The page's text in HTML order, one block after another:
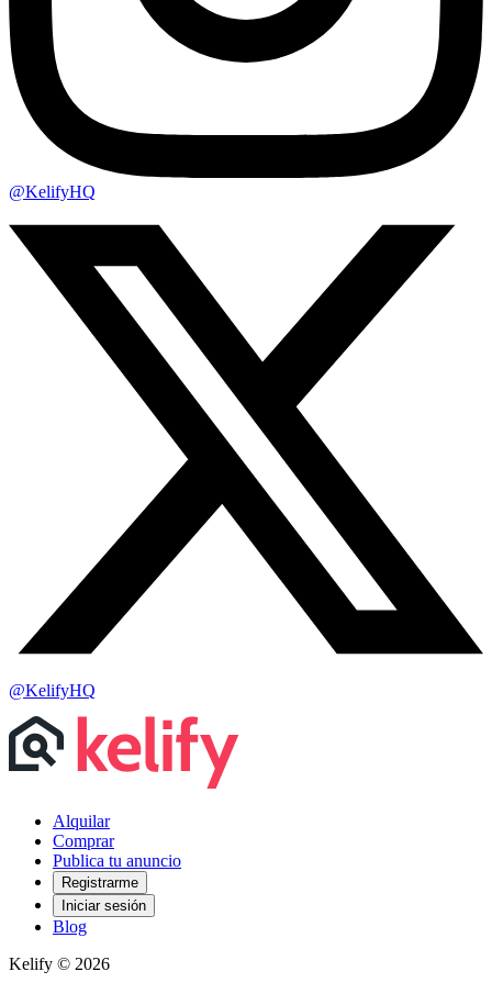
@KelifyHQ
@KelifyHQ
Alquilar
Comprar
Publica tu anuncio
Registrarme
Iniciar sesión
Blog
Kelify © 2026